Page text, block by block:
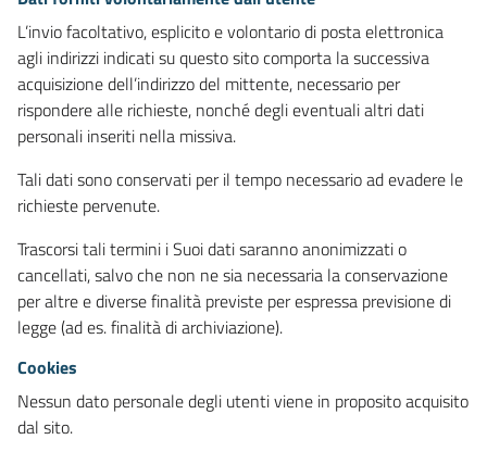
L’invio facoltativo, esplicito e volontario di posta elettronica
agli indirizzi indicati su questo sito comporta la successiva
acquisizione dell’indirizzo del mittente, necessario per
rispondere alle richieste, nonché degli eventuali altri dati
personali inseriti nella missiva.
Tali dati sono conservati per il tempo necessario ad evadere le
richieste pervenute.
Trascorsi tali termini i Suoi dati saranno anonimizzati o
cancellati, salvo che non ne sia necessaria la conservazione
per altre e diverse finalità previste per espressa previsione di
legge (ad es. finalità di archiviazione).
Cookies
Nessun dato personale degli utenti viene in proposito acquisito
dal sito.